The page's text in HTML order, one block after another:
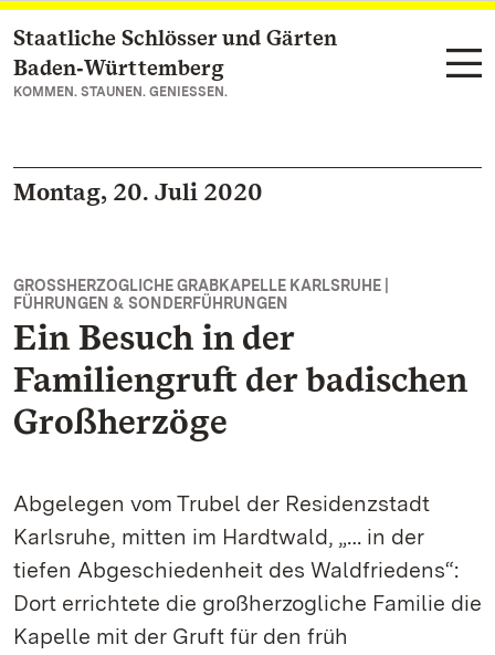
Zum Hauptinhalt springen
Staatliche Schlösser und Gärten
Baden‑Württemberg
KOMMEN. STAUNEN. GENIESSEN.
Montag, 20. Juli 2020
GROSSHERZOGLICHE GRABKAPELLE KARLSRUHE |
FÜHRUNGEN & SONDERFÜHRUNGEN
Ein Besuch in der
Familiengruft der badischen
Großherzöge
Abgelegen vom Trubel der Residenzstadt
Karlsruhe, mitten im Hardtwald, „… in der
tiefen Abgeschiedenheit des Waldfriedens“:
Dort errichtete die großherzogliche Familie die
Kapelle mit der Gruft für den früh